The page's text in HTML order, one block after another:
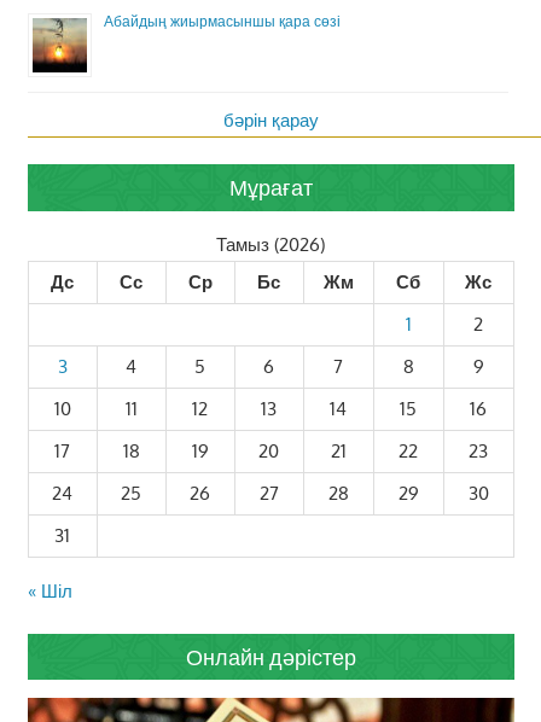
Абайдың жиырмасыншы қара сөзі
бәрін қарау
Мұрағат
Тамыз (2026)
Дс
Сс Ср Бс Жм Сб
Жс
1
2
3
4 5 6 7 8
9
10
11 12 13 14 15
16
17
18 19 20 21 22
23
24
25 26 27 28 29
30
31
« Шіл
Онлайн дәрістер